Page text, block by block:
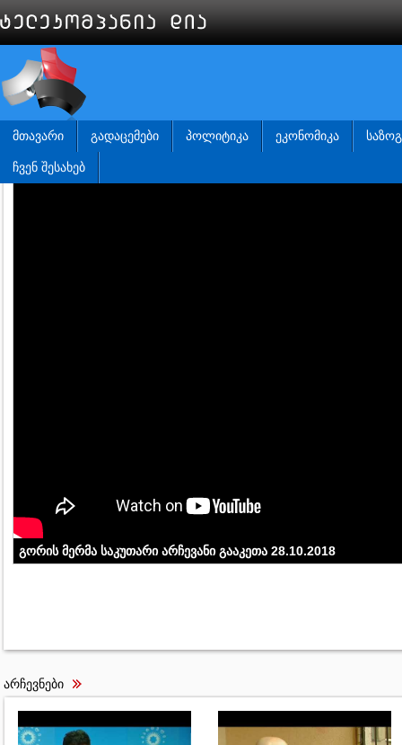
ᲛᲗᲐᲕᲐᲠᲘ ᲒᲐᲓᲐᲪᲔᲛᲔᲑᲘ ᲞᲝᲚᲘᲢᲘᲙᲐ ᲔᲙᲝᲜᲝᲛᲘᲙᲐ
ᲩᲕᲔᲜ ᲨᲔᲡᲐᲮᲔᲑ
გორის მერმა საკუთარი არჩევანი გააკეთა 28.10.2018
არჩევნები